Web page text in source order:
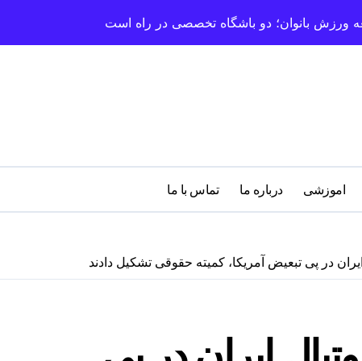
ورزش بانوان؛ دو باشگاه تخصصی در راه است
اموزشی درباره‌ ما تماس با ما
در پی تبعیض آمریکا، کمیته حقوقی تشکیل دادند